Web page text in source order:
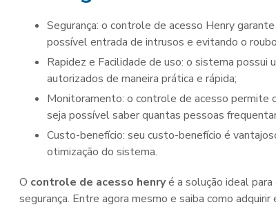
Segurança: o controle de acesso Henry garante um alto nível de segurança na entrada das pessoas, evitando a
possível entrada de intrusos e evitando o
Rapidez e Facilidade de uso: o sistema possui um fluxo de informações rápido, permitindo a entrada de usuários
autorizados de maneira prática e rápida;
Monitoramento: o controle de acesso permite o monitoramento das entradas e saídas do local, possibilitando que
seja possível saber quantas pessoas
Custo-benefício: seu custo-benefício é vantajoso, já que o sistema permite controlar os gastos com manutenção e
otimização do sistema.
O controle de acesso henryé a solução ideal para
segurança. Entre agora mesmo e saiba como adquirir